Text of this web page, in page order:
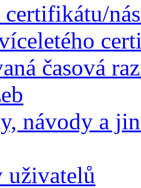
certifikátu/
časová
návody a